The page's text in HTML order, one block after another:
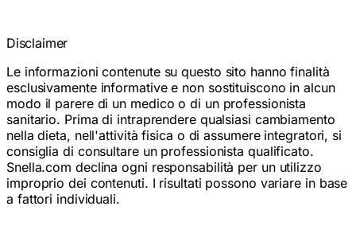
Disclaimer
Le informazioni contenute su questo sito hanno finalità
esclusivamente informative e non sostituiscono in alcun
modo il parere di un medico o di un professionista
sanitario. Prima di intraprendere qualsiasi cambiamento
nella dieta, nell'attività fisica o di assumere integratori, si
consiglia di consultare un professionista qualificato.
Snella.com declina ogni responsabilità per un utilizzo
improprio dei contenuti. I risultati possono variare in base
a fattori individuali.